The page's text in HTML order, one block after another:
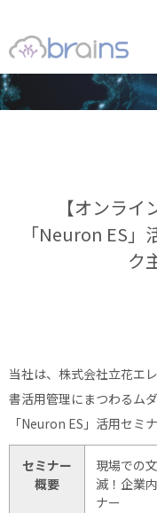
【オンラ
「Neuron ES
ク
当社は、株式会社立花エ
書活用管理にまつわるム
「Neuron ES」活用セミ
セミナー
概要
現場での
滅！企業
ナー